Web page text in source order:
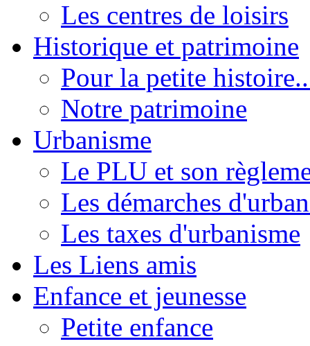
Les centres de loisirs
Historique et patrimoine
Pour la petite
Notre patrimoine
Urbanisme
Le PLU et son
Les démarches
Les taxes d'urbanisme
Les Liens amis
Enfance et jeunesse
Petite enfance